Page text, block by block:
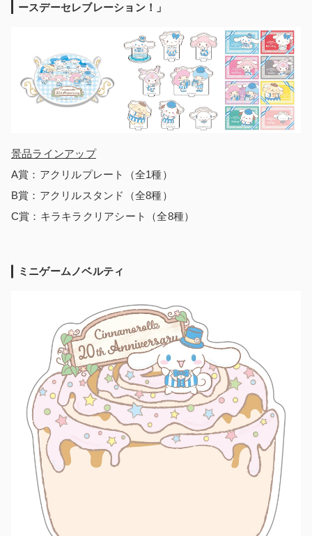
ースデーセレブレーション！」
景品ラインアップ
A賞：アクリルプレート（全1種）
B賞：アクリルスタンド（全8種）
C賞：キラキラクリアシート（全8種）
ミニゲームノベルティ